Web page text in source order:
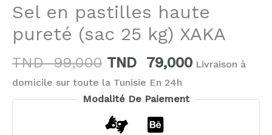
Sel en pastilles haute
pureté (sac 25 kg) XAKA
TND99,000 TND 79,000 Livraison à
domicile sur toute la Tunisie En 24h
Modalité De Paiement